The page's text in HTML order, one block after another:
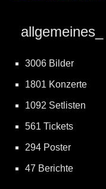
allgemeines_
3006 Bilder
1801 Konzerte
1092 Setlisten
561 Tickets
294 Poster
47 Berichte